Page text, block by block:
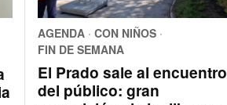
AGENDA · CON NIÑOS ·
FIN DE SEMANA
El Prado sale al encuentro
del público: gran